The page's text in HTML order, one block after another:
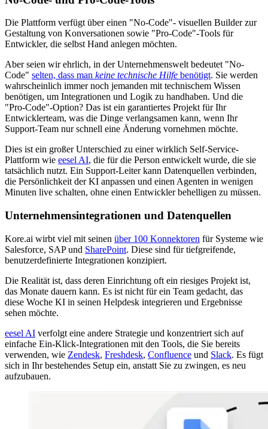
Die Plattform verfügt über einen "No-Code"- visuellen Builder zur
Gestaltung von Konversationen sowie "Pro-Code"-Tools für
Entwickler, die selbst Hand anlegen möchten.
Aber seien wir ehrlich, in der Unternehmenswelt bedeutet "No-
Code" selten, dass man keine technische Hilfe benötigt. Sie werden
wahrscheinlich immer noch jemanden mit technischem Wissen
benötigen, um Integrationen und Logik zu handhaben. Und die
"Pro-Code"-Option? Das ist ein garantiertes Projekt für Ihr
Entwicklerteam, was die Dinge verlangsamen kann, wenn Ihr
Support-Team nur schnell eine Änderung vornehmen möchte.
Dies ist ein großer Unterschied zu einer wirklich Self-Service-
Plattform wie eesel AI, die für die Person entwickelt wurde, die sie
tatsächlich nutzt. Ein Support-Leiter kann Datenquellen verbinden,
die Persönlichkeit der KI anpassen und einen Agenten in wenigen
Minuten live schalten, ohne einen Entwickler behelligen zu müssen.
Unternehmensintegrationen und Datenquellen
Kore.ai wirbt viel mit seinen über 100 Konnektoren für Systeme wie
Salesforce, SAP und SharePoint. Diese sind für tiefgreifende,
benutzerdefinierte Integrationen konzipiert.
Die Realität ist, dass deren Einrichtung oft ein riesiges Projekt ist,
das Monate dauern kann. Es ist nicht für ein Team gedacht, das
diese Woche KI in seinen Helpdesk integrieren und Ergebnisse
sehen möchte.
eesel AI verfolgt eine andere Strategie und konzentriert sich auf
einfache Ein-Klick-Integrationen mit den Tools, die Sie bereits
verwenden, wie Zendesk, Freshdesk, Confluence und Slack. Es fügt
sich in Ihr bestehendes Setup ein, anstatt Sie zu zwingen, es neu
aufzubauen.